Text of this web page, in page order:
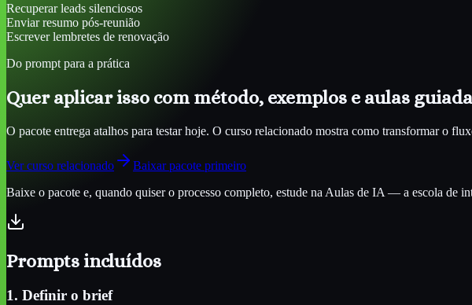
Recuperar leads silenciosos
Enviar resumo pós-reunião
Escrever lembretes de renovação
Do prompt para a prática
Quer aplicar isso com método, exemplos e aulas
O pacote entrega atalhos para testar hoje. O curso relacionado mostra como transformar o
Ver curso relacionado
Baixar pacote primeiro
Baixe o pacote e, quando quiser o processo completo, estude na Aulas de IA — a escola de
Prompts incluídos
1. Definir o brief